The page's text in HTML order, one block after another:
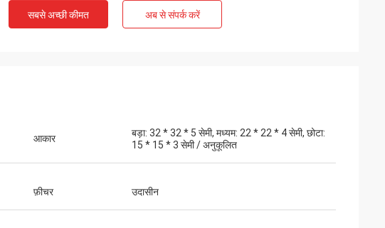
सबसे अच्छी कीमत अब से संपर्क करें
आकार
बड़ा: 32 * 32 * 5 सेमी, मध्यम: 22 * ​​22 * ​​4 सेमी, छोटा:
15 * 15 * 3 सेमी / अनुकूलित
फ़ीचर उदासीन